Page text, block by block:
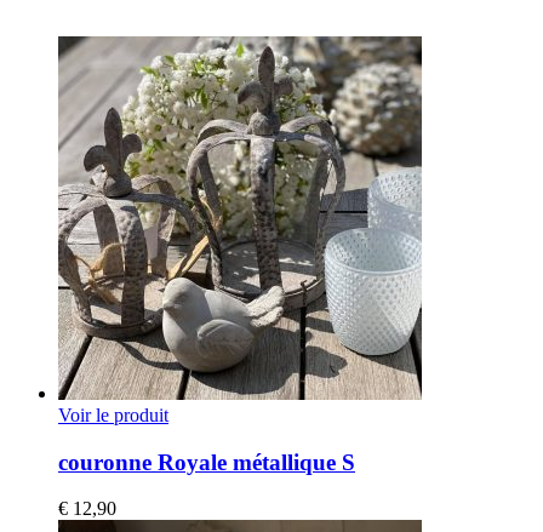
Voir le produit
couronne Royale métallique S
€ 12,90